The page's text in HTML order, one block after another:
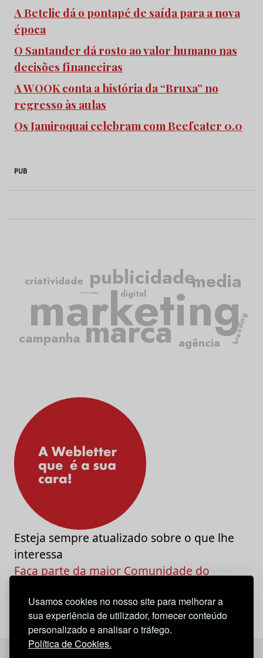
Usamos cookies no nosso site para melhorar a
sua experiência de utilizador, fornecer conteúdo
personalizado e analisar o tráfego.
Política de Cookies.
A Betclic dá o pontapé de saída para a nova
época
O Santander dá rosto ao valor humano nas
decisões financeiras
A WOOK conta a história da “Bruxa” no
regresso às aulas
Os Jamiroquai celebram com Beefeater 0.0
PUB
marketing
publicidade
marca
criatividade
campanha
media
agência
digital
2050.briefing
branding
Esteja sempre atualizado sobre o que lhe
interessa
Faça parte da maior Comunidade do